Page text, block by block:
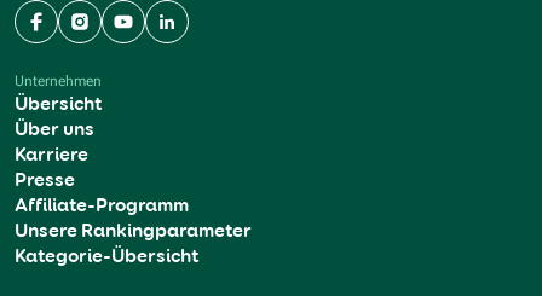
FacebookInstagram
YouTubeLinkedIn
Unternehmen
Übersicht
Über uns
Karriere
Presse
Affiliate-Programm
Unsere Rankingparameter
Kategorie-Übersicht